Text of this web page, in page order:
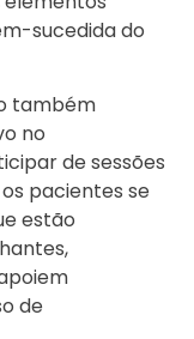
sucedida do
também
no
de sessões
pacientes se
estão
de